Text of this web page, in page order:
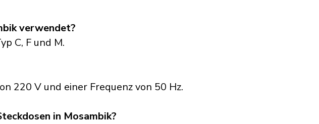
verwendet?
C, F und M.
220 V und einer Frequenz von 50 Hz.
in Mosambik?